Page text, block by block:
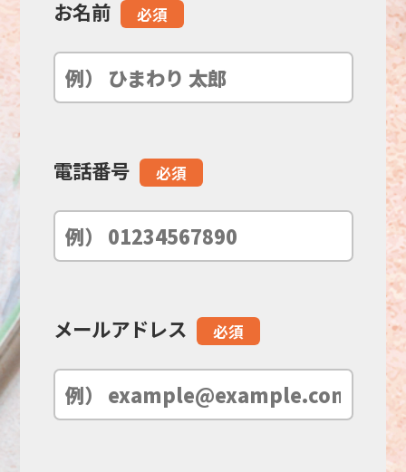
こ
の
フ
ル
空
お名前 必須
電話番号 必須
メールアドレス 必須